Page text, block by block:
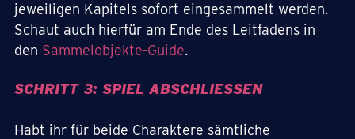
jeweiligen Kapitels sofort eingesammelt werden.
Schaut auch hierfür am Ende des Leitfadens in
den Sammelobjekte-Guide.
SCHRITT 3: SPIEL ABSCHLIESSEN
Habt ihr für beide Charaktere sämtliche